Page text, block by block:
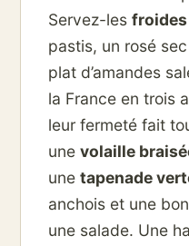
Servez-les
pastis, un rosé
plat d’amandes
la France en trois
leur fermeté fait
une volaille
une tapenade
anchois et une
une salade. Une